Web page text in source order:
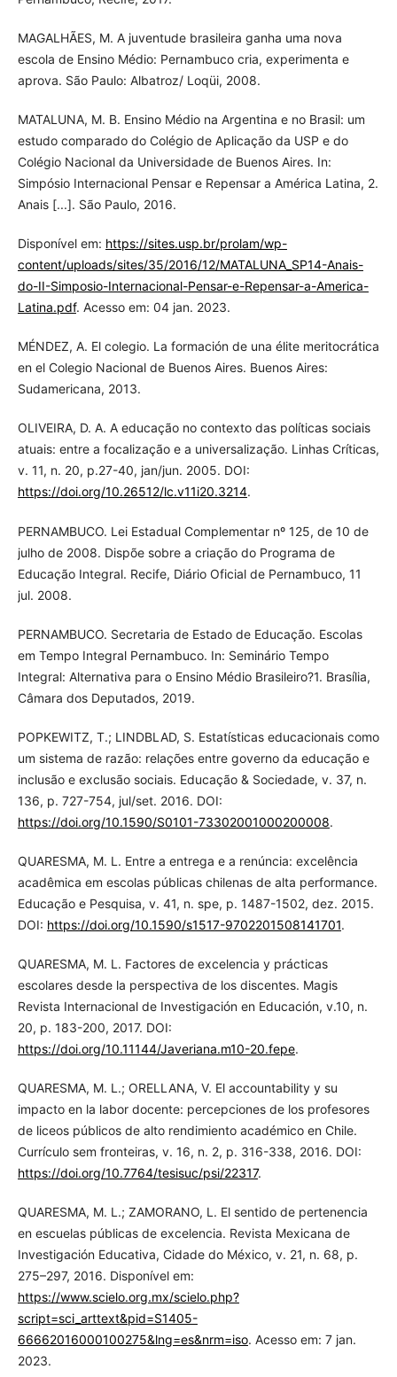
MAGALHÃES, M. A juventude brasileira ganha uma nova
escola de Ensino Médio: Pernambuco cria, experimenta e
aprova. São Paulo: Albatroz/ Loqüi, 2008.
MATALUNA, M. B. Ensino Médio na Argentina e no Brasil: um
estudo comparado do Colégio de Aplicação da USP e do
Colégio Nacional da Universidade de Buenos Aires. In:
Simpósio Internacional Pensar e Repensar a América Latina, 2.
Anais [...]. São Paulo, 2016.
Disponível em: https://sites.usp.br/prolam/wp-
content/uploads/sites/35/2016/12/MATALUNA_SP14-Anais-
do-II-Simposio-Internacional-Pensar-e-Repensar-a-America-
Latina.pdf. Acesso em: 04 jan. 2023.
MÉNDEZ, A. El colegio. La formación de una élite meritocrática
en el Colegio Nacional de Buenos Aires. Buenos Aires:
Sudamericana, 2013.
OLIVEIRA, D. A. A educação no contexto das políticas sociais
atuais: entre a focalização e a universalização. Linhas Críticas,
v. 11, n. 20, p.27-40, jan/jun. 2005. DOI:
https://doi.org/10.26512/lc.v11i20.3214.
PERNAMBUCO. Lei Estadual Complementar nº 125, de 10 de
julho de 2008. Dispõe sobre a criação do Programa de
Educação Integral. Recife, Diário Oficial de Pernambuco, 11
jul. 2008.
PERNAMBUCO. Secretaria de Estado de Educação. Escolas
em Tempo Integral Pernambuco. In: Seminário Tempo
Integral: Alternativa para o Ensino Médio Brasileiro?1. Brasília,
Câmara dos Deputados, 2019.
POPKEWITZ, T.; LINDBLAD, S. Estatísticas educacionais como
um sistema de razão: relações entre governo da educação e
inclusão e exclusão sociais. Educação & Sociedade, v. 37, n.
136, p. 727-754, jul/set. 2016. DOI:
https://doi.org/10.1590/S0101-73302001000200008.
QUARESMA, M. L. Entre a entrega e a renúncia: excelência
acadêmica em escolas públicas chilenas de alta performance.
Educação e Pesquisa, v. 41, n. spe, p. 1487-1502, dez. 2015.
DOI: https://doi.org/10.1590/s1517-9702201508141701.
QUARESMA, M. L. Factores de excelencia y prácticas
escolares desde la perspectiva de los discentes. Magis
Revista Internacional de Investigación en Educación, v.10, n.
20, p. 183-200, 2017. DOI:
https://doi.org/10.11144/Javeriana.m10-20.fepe.
QUARESMA, M. L.; ORELLANA, V. El accountability y su
impacto en la labor docente: percepciones de los profesores
de liceos públicos de alto rendimiento académico en Chile.
Currículo sem fronteiras, v. 16, n. 2, p. 316-338, 2016. DOI:
https://doi.org/10.7764/tesisuc/psi/22317.
QUARESMA, M. L.; ZAMORANO, L. El sentido de pertenencia
en escuelas públicas de excelencia. Revista Mexicana de
Investigación Educativa, Cidade do México, v. 21, n. 68, p.
275–297, 2016. Disponível em:
https://www.scielo.org.mx/scielo.php?
script=sci_arttext&pid=S1405-
66662016000100275&lng=es&nrm=iso. Acesso em: 7 jan.
2023.